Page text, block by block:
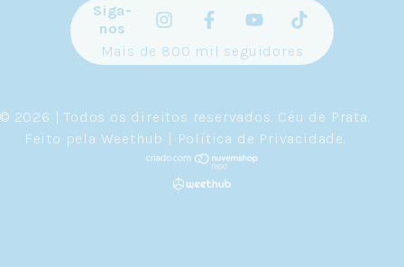
Siga-
nos
Mais de 800 mil seguidores
© 2026 | Todos os direitos reservados. Céu de Prata
Feito pela Weethub | Política de Privacidade